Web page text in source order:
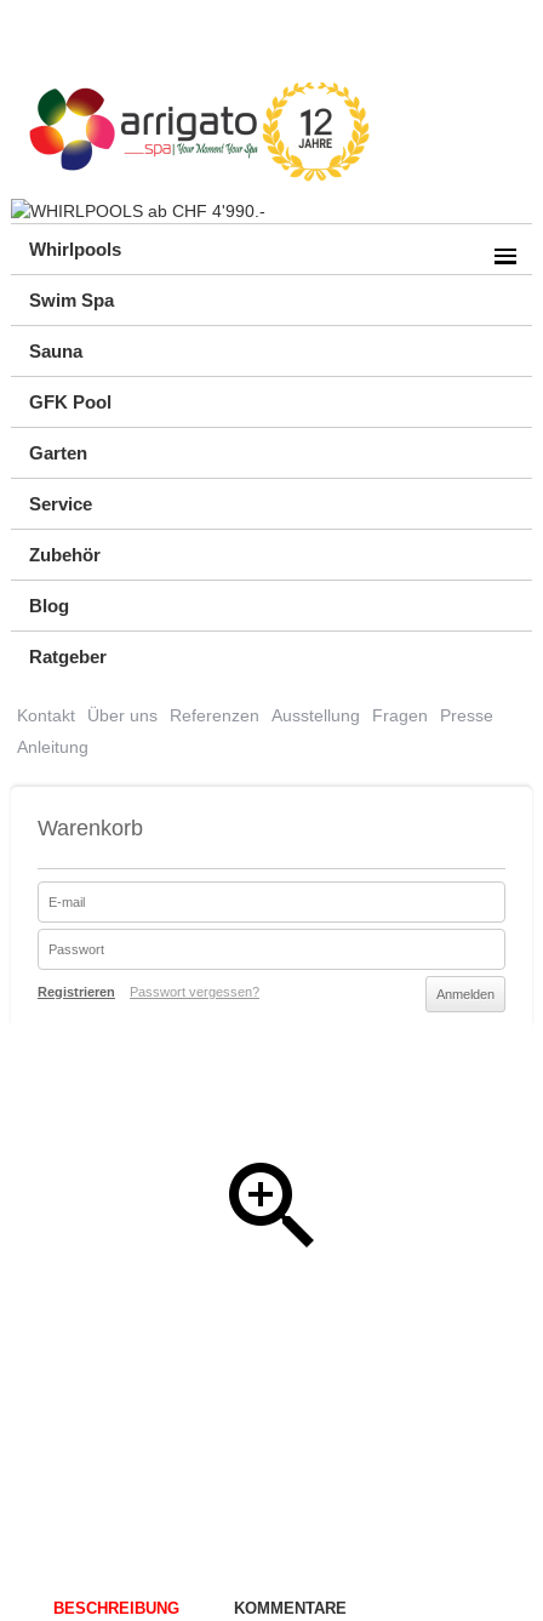
Whirlpools
Swim Spa
Sauna
GFK Pool
Garten
Service
Zubehör
Blog
Ratgeber
Kontakt Über uns Referenzen Ausstellung Fragen
Presse
Anleitung
Warenkorb
Registrieren Passwort vergessen?
BESCHREIBUNG KOMMENTARE